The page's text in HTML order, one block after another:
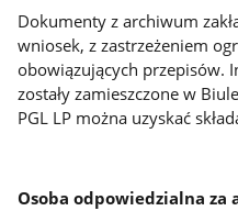
Dokumenty z archiwum
wniosek, z zastrzeżeniem
obowiązujących przepisów.
zostały zamieszczone w
PGL LP można uzyskać
Osoba odpowiedzialna za